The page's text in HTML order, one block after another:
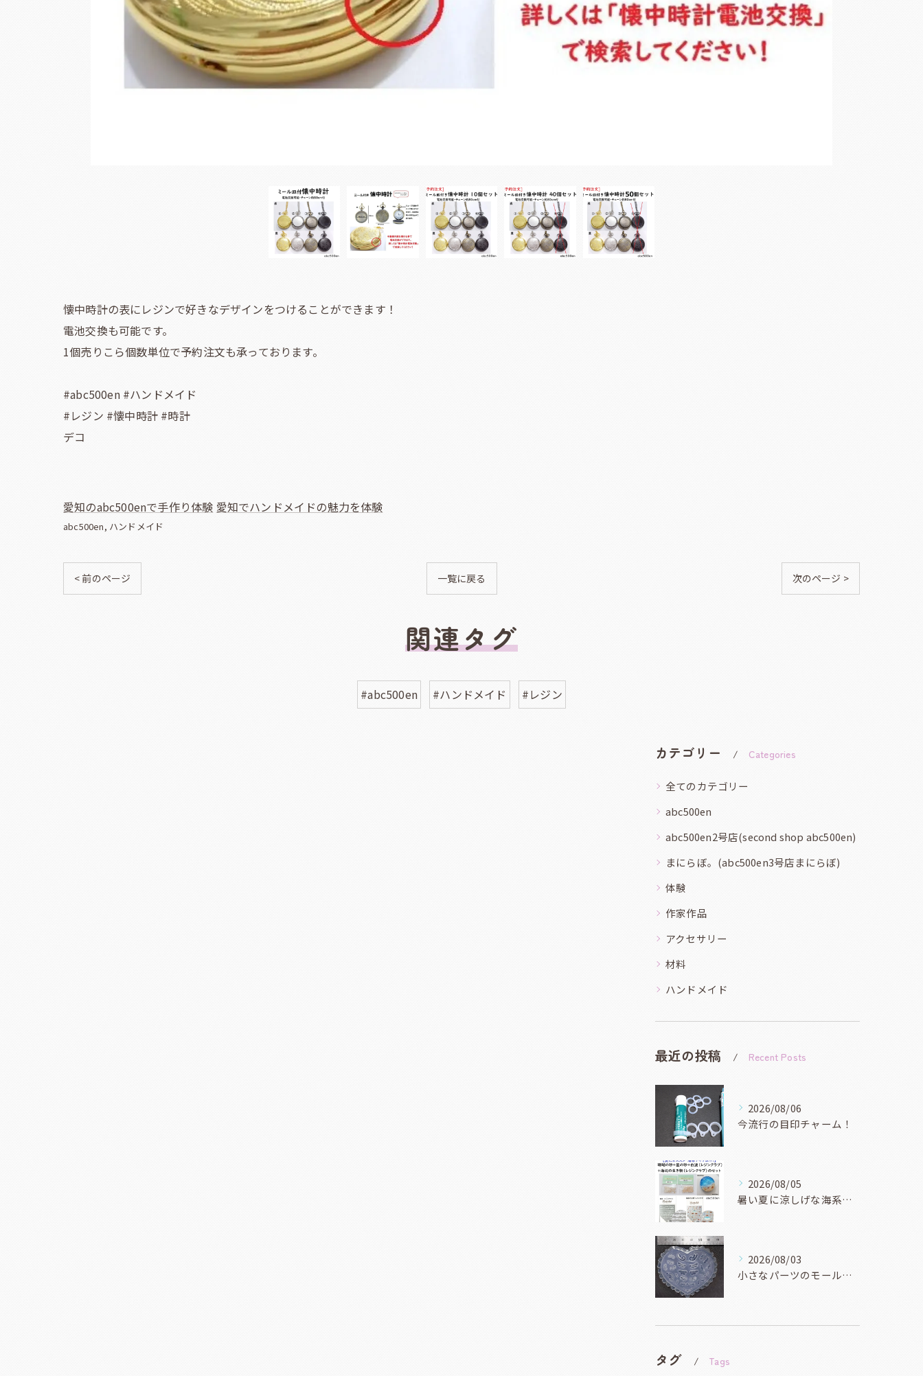
懐中時計の表にレジンで好きなデザインをつけることができます！
電池交換も可能です。
1個売りこら個数単位で予約注文も承っております。
#abc500en #ハンドメイド
#レジン #懐中時計 #時計
デコ
愛知のabc500enで手作り体験 愛知でハンドメイドの魅力を体験
abc500en ハンドメイド
< 前のページ 一覧に戻る 次のページ >
関連タグ
#abc500en #ハンドメイド #レジン
カテゴリー Categories
全てのカテゴリー
abc500en
abc500en2号店(second shop abc500en)
まにらぼ。(abc500en3号店まにらぼ)
体験
作家作品
アクセサリー
材料
ハンドメイド
最近の投稿 Recent Posts
2026/08/06
今流行の目印チャーム！
2026/08/05
暑い夏に涼しげな海系マリン系アイテムを作りませんか？
2026/08/03
小さなパーツのモールドもいろんな種類ありますよ！
タグ Tags